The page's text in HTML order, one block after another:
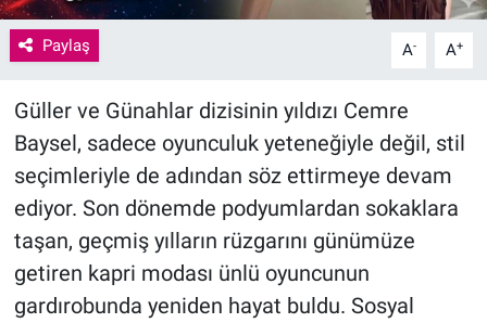
Paylaş A- A+
Güller ve Günahlar dizisinin yıldızı Cemre
Baysel, sadece oyunculuk yeteneğiyle değil, stil
seçimleriyle de adından söz ettirmeye devam
ediyor. Son dönemde podyumlardan sokaklara
taşan, geçmiş yılların rüzgarını günümüze
getiren kapri modası ünlü oyuncunun
gardırobunda yeniden hayat buldu. Sosyal